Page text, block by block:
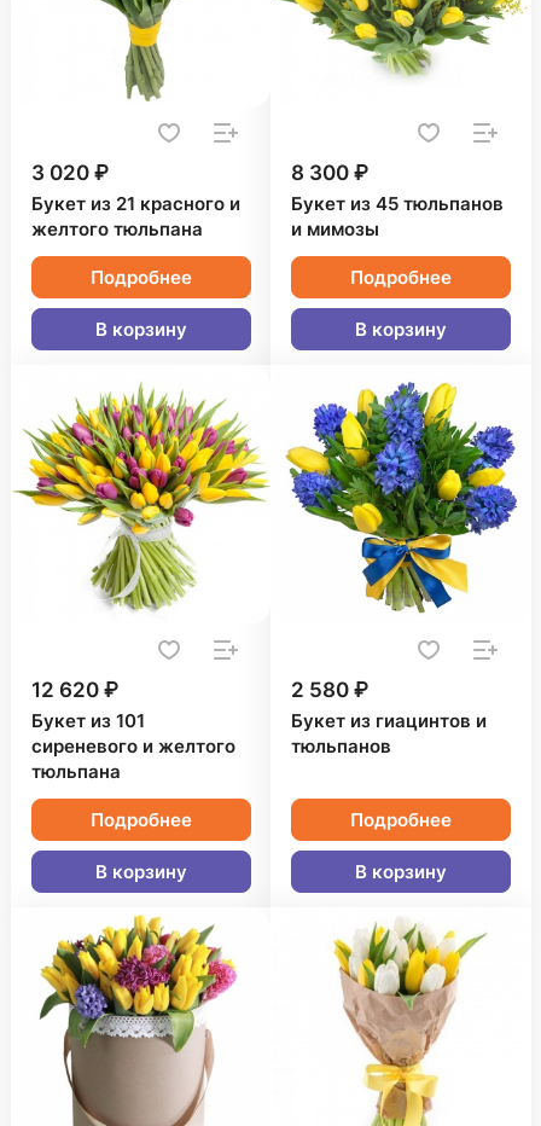
3 020 ₽
Букет из 21 красного и
желтого тюльпана
Подробнее
В корзину
8 300 ₽
Букет из 45 тюльпанов
и мимозы
Подробнее
В корзину
12 620 ₽
Букет из 101
сиреневого и желтого
тюльпана
Подробнее
В корзину
2 580 ₽
Букет из гиацинтов и
тюльпанов
Подробнее
В корзину